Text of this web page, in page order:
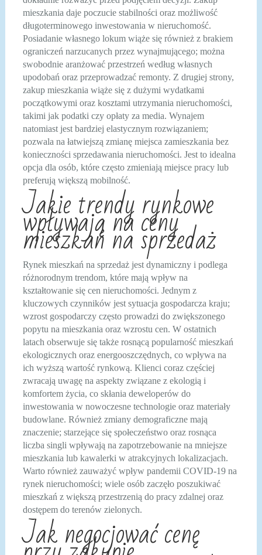
mieszkania daje poczucie stabilności oraz możliwość
długoterminowego inwestowania w nieruchomość.
Posiadanie własnego lokum wiąże się również z brakiem
ograniczeń narzucanych przez wynajmującego; można
swobodnie aranżować przestrzeń według własnych
upodobań oraz przeprowadzać remonty. Z drugiej strony,
zakup mieszkania wiąże się z dużymi wydatkami
początkowymi oraz kosztami utrzymania nieruchomości,
takimi jak podatki czy opłaty za media. Wynajem
natomiast jest bardziej elastycznym rozwiązaniem;
pozwala na łatwiejszą zmianę miejsca zamieszkania bez
konieczności sprzedawania nieruchomości. Jest to idealna
opcja dla osób, które często zmieniają miejsce pracy lub
preferują większą mobilność.
Jakie trendy rynkowe
wpływają na ceny
mieszkań na sprzedaż
Rynek mieszkań na sprzedaż jest dynamiczny i podlega
różnorodnym trendom, które mają wpływ na
kształtowanie się cen nieruchomości. Jednym z
kluczowych czynników jest sytuacja gospodarcza kraju;
wzrost gospodarczy często prowadzi do zwiększonego
popytu na mieszkania oraz wzrostu cen. W ostatnich
latach obserwuje się także rosnącą popularność mieszkań
ekologicznych oraz energooszczędnych, co wpływa na
ich wyższą wartość rynkową. Klienci coraz częściej
zwracają uwagę na aspekty związane z ekologią i
komfortem życia, co skłania deweloperów do
inwestowania w nowoczesne technologie oraz materiały
budowlane. Również zmiany demograficzne mają
znaczenie; starzejące się społeczeństwo oraz rosnąca
liczba singli wpływają na zapotrzebowanie na mniejsze
mieszkania lub kawalerki w atrakcyjnych lokalizacjach.
Warto również zauważyć wpływ pandemii COVID-19 na
rynek nieruchomości; wiele osób zaczęło poszukiwać
mieszkań z większą przestrzenią do pracy zdalnej oraz
dostępem do terenów zielonych.
Jak negocjować cenę